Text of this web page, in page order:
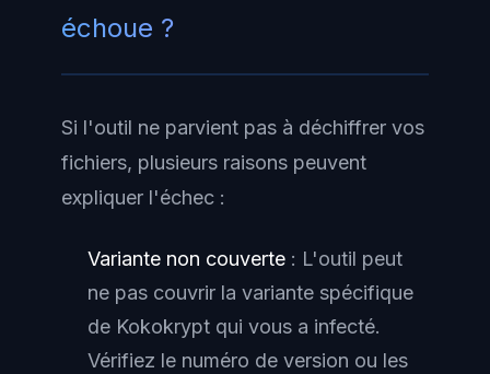
échoue ?
Si l'outil ne parvient pas à déchiffrer vos
fichiers, plusieurs raisons peuvent
expliquer l'échec :
Variante non couverte : L'outil peut
ne pas couvrir la variante spécifique
de Kokokrypt qui vous a infecté.
Vérifiez le numéro de version ou les